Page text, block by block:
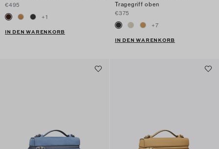
€495
+1
IN DEN WARENKORB
Tragegriff oben
€375
+7
IN DEN WARENKORB